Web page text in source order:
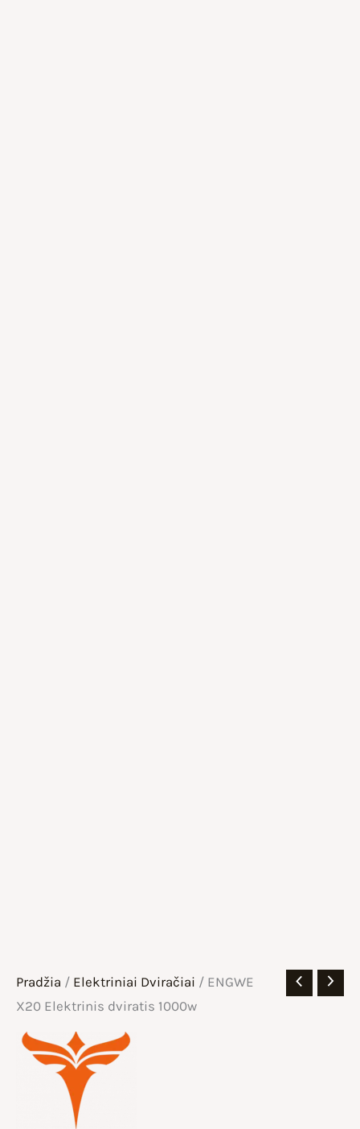
Pradžia / Elektriniai Dviračiai / ENGWE
X20 Elektrinis dviratis 1000w